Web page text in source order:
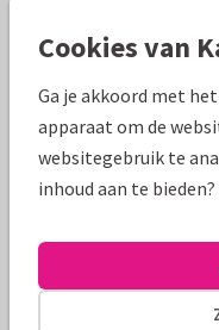
Een beterschapskaart
Alle kaarten zijn
Cookies van
Ga je akkoord met
apparaat om de
websitegebruik te
inhoud aan te bieden?